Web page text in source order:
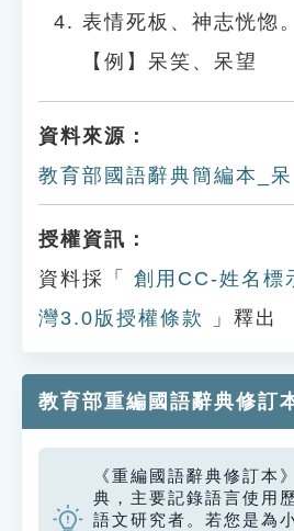
表情死板、神志恍惚。
【例】呆笑、呆望
資料來源：
教育部國語辭典簡編本_呆
授權資訊：
資料採「
創用CC-姓名標
灣3.0版授權條款
」釋出
教育部重編國語辭典修訂
《重編國語辭典修訂本
典，主要記錄語言使用
語文研究者。若您是為